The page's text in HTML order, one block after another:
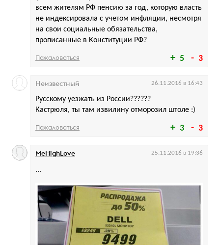
5 3
всем жителям РФ пенсию за год, которую власть
не индексировала с учетом инфляции, несмотря
на свои социальные обязательства,
прописанные в Конституции РФ?
Пожаловаться
3 3
Русскому уезжать из России??????
Кастрюля, ты там извилину отморозил штоле :)
Неизвестный 26.11.2016 в 16:43
Пожаловаться
...
MeHighLove 25.11.2016 в 19:36